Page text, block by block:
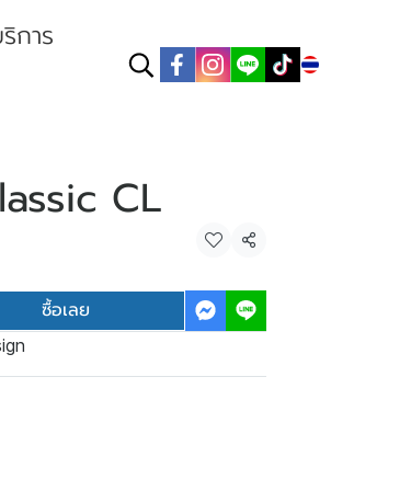
การ
CL
แชร์
ซื้อเลย